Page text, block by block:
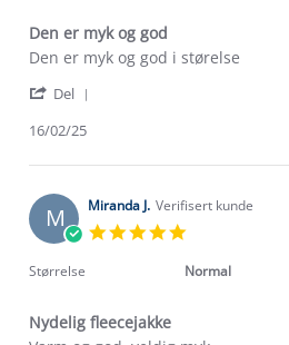
Den er myk og god
Review
Serhii
on
Feb
review
Den
myk
god
Den er myk og god i størelse
Del
Serhii
on
16
Feb
16/02/25
M Miranda J. Verifisert kunde
rating
Størrelse Normal
Nydelig fleecejakke